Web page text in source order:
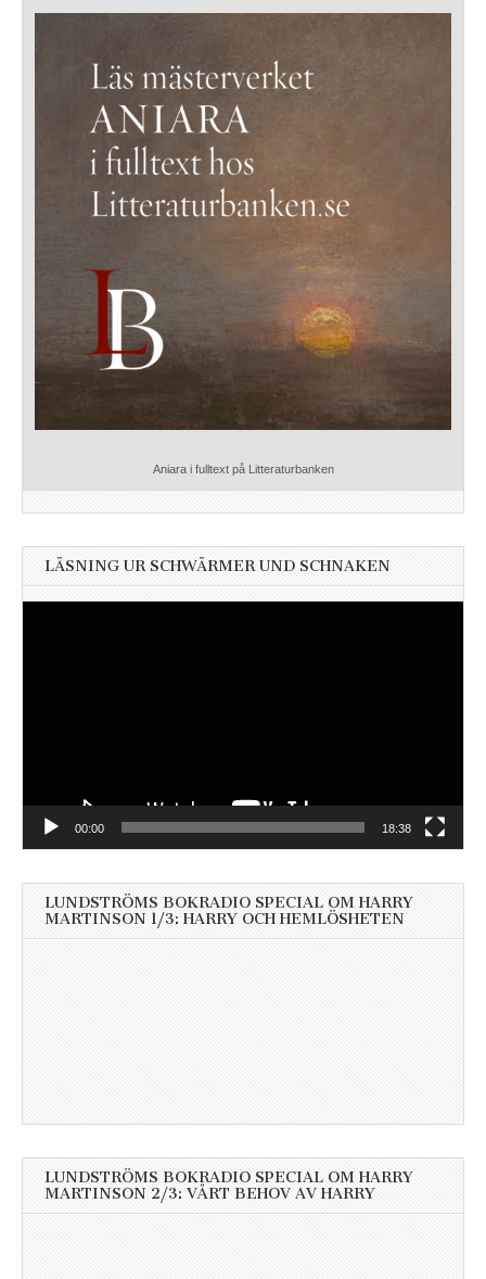
Aniara i fulltext på Litteraturbanken
LÄSNING UR SCHWÄRMER UND SCHNAKEN
00:00 18:38
LUNDSTRÖMS BOKRADIO SPECIAL OM HARRY
MARTINSON 1/3: HARRY OCH HEMLÖSHETEN
LUNDSTRÖMS BOKRADIO SPECIAL OM HARRY
MARTINSON 2/3: VÅRT BEHOV AV HARRY